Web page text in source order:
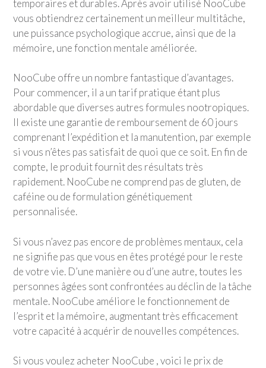
temporaires et durables. Après avoir utilisé NooCube
vous obtiendrez certainement un meilleur multitâche,
une puissance psychologique accrue, ainsi que de la
mémoire, une fonction mentale améliorée.
NooCube offre un nombre fantastique d’avantages.
Pour commencer, il a un tarif pratique étant plus
abordable que diverses autres formules nootropiques.
Il existe une garantie de remboursement de 60 jours
comprenant l’expédition et la manutention, par exemple
si vous n’êtes pas satisfait de quoi que ce soit. En fin de
compte, le produit fournit des résultats très
rapidement. NooCube ne comprend pas de gluten, de
caféine ou de formulation génétiquement
personnalisée.
Si vous n’avez pas encore de problèmes mentaux, cela
ne signifie pas que vous en êtes protégé pour le reste
de votre vie. D’une manière ou d’une autre, toutes les
personnes âgées sont confrontées au déclin de la tâche
mentale. NooCube améliore le fonctionnement de
l’esprit et la mémoire, augmentant très efficacement
votre capacité à acquérir de nouvelles compétences.
Si vous voulez acheter NooCube , voici le prix de